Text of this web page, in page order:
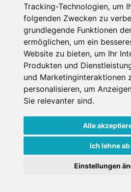
Tracking-Technologien, um
folgenden Zwecken zu
grundlegende Funktionen
ermöglichen, um ein
Website zu bieten, um Ihr
Produkten und
und Marketinginteraktionen
personalisieren, um
Sie relevanter sind.
Alle
Ich lehne ab
Einstellungen
Impressum
Nutzungsbedingungen
Portale
FAQ Newsletter
Copyright ©2026